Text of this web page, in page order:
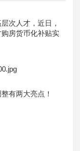
次人才，近日，
房货币化补贴实
有两大亮点！